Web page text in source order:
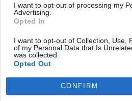
I want to opt-out of processing my
Advertising.
Opted In
I want to opt-out of Collection, Use,
of my Personal Data that Is
was collected.
Opted Out
CONFIRM